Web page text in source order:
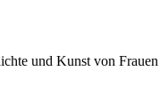
und Kunst von Frauen